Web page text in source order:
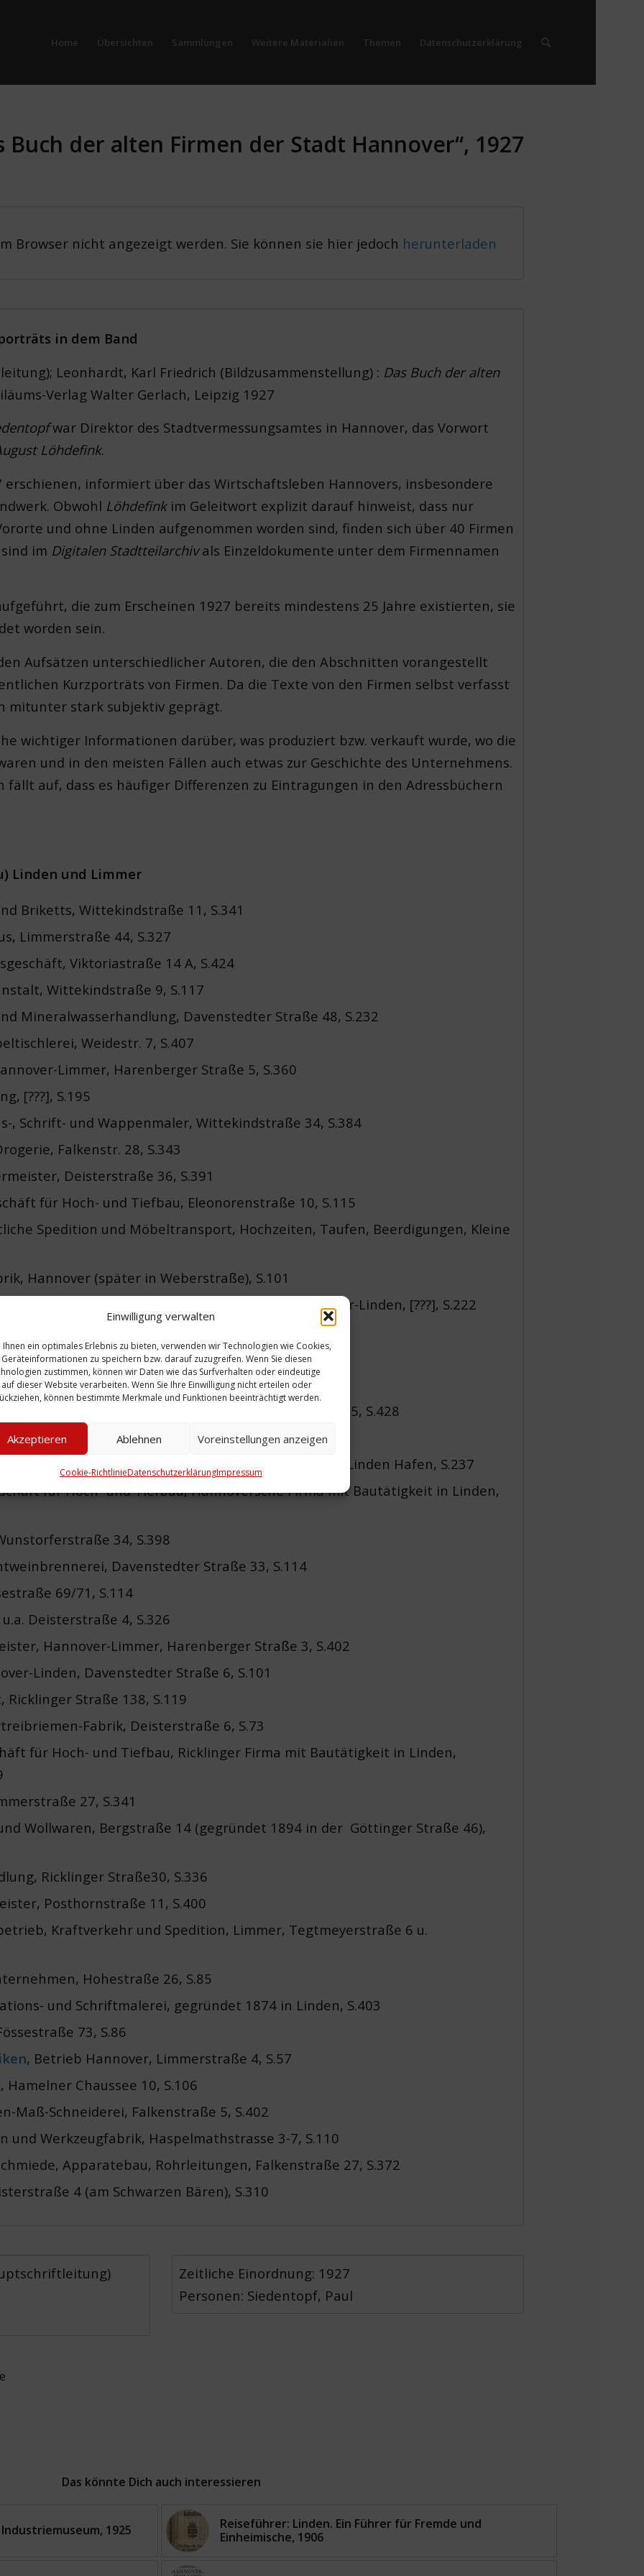
Einwilligung verwalten
Ihnen ein optimales Erlebnis zu bieten, verwenden wir Technologien wie Cookies,
Geräteinformationen zu speichern bzw. darauf zuzugreifen. Wenn Sie diesen
zustimmen, können wir Daten wie das Surfverhalten oder eindeutige
auf dieser Website verarbeiten. Wenn Sie Ihre Einwilligung nicht erteilen oder
können bestimmte Merkmale und Funktionen beeinträchtigt werden.
Akzeptieren Ablehnen Voreinstellungen anzeigen
Cookie-RichtlinieDatenschutzerklärungImpressum
Home Übersichten Sammlungen Weitere Materialien Themen Datenschutzerklärung
Buch der alten Firmen der Stadt Hannover“, 1927
Browser nicht angezeigt werden. Sie können sie hier jedoch herunterladen
in dem Band
Leonhardt, Karl Friedrich (Bildzusammenstellung) : Das Buch der alten
Verlag Walter Gerlach, Leipzig 1927
war Direktor des Stadtvermessungsamtes in Hannover, das Vorwort
Löhdefink.
informiert über das Wirtschaftsleben Hannovers, insbesondere
Obwohl Löhdefinkim Geleitwort explizit darauf hinweist, dass nur
und ohne Linden aufgenommen worden sind, finden sich über 40 Firmen
im Digitalen Stadtteilarchivals Einzeldokumente unter dem Firmennamen
die zum Erscheinen 1927 bereits mindestens 25 Jahre existierten, sie
worden sein.
Aufsätzen unterschiedlicher Autoren, die den Abschnitten vorangestellt
Kurzporträts von Firmen. Da die Texte von den Firmen selbst verfasst
mitunter stark subjektiv geprägt.
wichtiger Informationen darüber, was produziert bzw. verkauft wurde, wo die
und in den meisten Fällen auch etwas zur Geschichte des Unternehmens.
fällt auf, dass es häufiger Differenzen zu Eintragungen in den Adressbüchern
Linden und Limmer
Briketts, Wittekindstraße 11, S.341
Limmerstraße 44, S.327
Viktoriastraße 14 A, S.424
Wittekindstraße 9, S.117
Mineralwasserhandlung, Davenstedter Straße 48, S.232
Weidestr. 7, S.407
Limmer, Harenberger Straße 5, S.360
[???], S.195
, Schrift- und Wappenmaler, Wittekindstraße 34, S.384
Falkenstr. 28, S.343
Deisterstraße 36, S.391
für Hoch- und Tiefbau, Eleonorenstraße 10, S.115
Spedition und Möbeltransport, Hochzeiten, Taufen, Beerdigungen, Kleine
Hannover (später in Weberstraße), S.101
Futtermittel, Holzwolle und Holzwolleseile, Hannover-Linden, [???], S.222
Limmerstraße 2, S. 194
u. Holzhandlung, Wittekindstraße 26 A, S.228
Davenstedter Straße. 19, S.422
Fuhrwesen, Ferntransporte, Teichstraße 5, S.428
und Spedition, Limmer, Rudolfstr. 8, S.423
Davenstedter Str. 130, Lagerplatz Hannover-Linden Hafen, S.237
für Hoch- und Tiefbau, Hannoversche Firma mit Bautätigkeit in Linden,
34, S.398
Davenstedter Straße 33, S.114
69/71, S.114
Deisterstraße 4, S.326
Hannover-Limmer, Harenberger Straße 3, S.402
Linden, Davenstedter Straße 6, S.101
Ricklinger Straße 138, S.119
Fabrik, Deisterstraße 6, S.73
für Hoch- und Tiefbau, Ricklinger Firma mit Bautätigkeit in Linden,
27, S.341
Wollwaren, Bergstraße 14 (gegründet 1894 in der Göttinger Straße 46),
Ricklinger Straße30, S.336
Posthornstraße 11, S.400
Kraftverkehr und Spedition, Limmer, Tegtmeyerstraße 6 u.
Hohestraße 26, S.85
und Schriftmalerei, gegründet 1874 in Linden, S.403
73, S.86
, Betrieb Hannover, Limmerstraße 4, S.57
Hamelner Chaussee 10, S.106
Maß-Schneiderei, Falkenstraße 5, S.402
und Werkzeugfabrik, Haspelmathstrasse 3-7, S.110
Apparatebau, Rohrleitungen, Falkenstraße 27, S.372
4 (am Schwarzen Bären), S.310
Zeitliche Einordnung: 1927
Personen: Siedentopf, Paul
Das könnte Dich auch interessieren
1925
Reiseführer: Linden. Ein Führer für Fremde und
Einheimische, 1906